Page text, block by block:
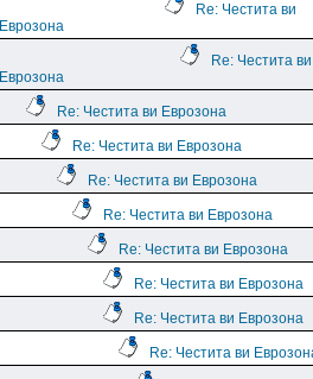
Re: Честита ви
Еврозона
Re: Честита ви
Еврозона
Re: Честита ви Еврозона
Re: Честита ви Еврозона
Re: Честита ви Еврозона
Re: Честита ви Еврозона
Re: Честита ви Еврозона
Re: Честита ви Еврозона
Re: Честита ви Еврозона
Re: Честита ви